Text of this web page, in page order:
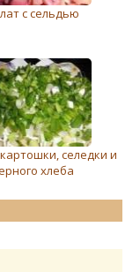
с сельдью
селедки и
хлеба